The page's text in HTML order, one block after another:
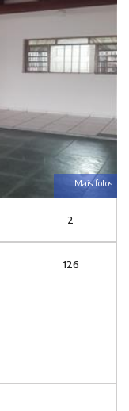
Mais fotos
2
126